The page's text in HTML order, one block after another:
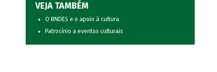
VEJA TAMBÉM
O BNDES e o apoio à cultura
Patrocínio a eventos culturais